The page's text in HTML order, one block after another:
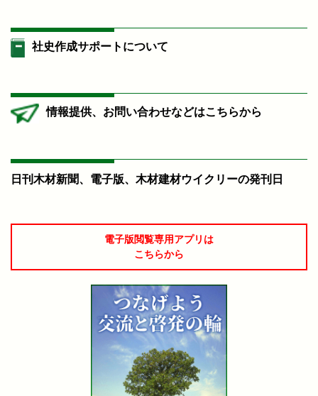
社史作成サポートについて
情報提供、お問い合わせなどはこちらから
日刊木材新聞、電子版、木材建材ウイクリーの発刊日
電子版閲覧専用アプリは
こちらから